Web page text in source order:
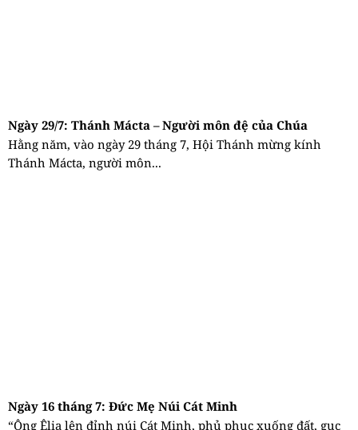
Ngày 29/7: Thánh Mácta – Người môn đệ của Chúa
Hằng năm, vào ngày 29 tháng 7, Hội Thánh mừng kính
Thánh Mácta, người môn...
Ngày 16 tháng 7: Đức Mẹ Núi Cát Minh
“Ông Êlia lên đỉnh núi Cát Minh, phủ phục xuống đất, gục